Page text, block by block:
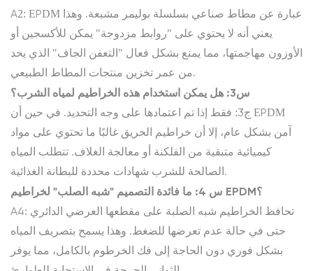
A2: EPDM عبارة عن مطاط صناعي بسلسلة بوليمر مشبعة. وهذا
يعني أنه لا يحتوي على "روابط مزدوجة" يمكن للأكسجين أو
الأوزون مهاجمتها، مما يمنع بشكل فعال "التعفن الجاف" الذي يحد
من عمر تخزين منتجات المطاط الطبيعي.
س3: هل يمكن استخدام هذه الخراطيم لمياه الشرب؟
ج3: فقط إذا تم اعتمادها على وجه التحديد. في حين أن EPDM
آمن بشكل عام، إلا أن خراطيم الحريق غالبًا ما تحتوي على مواد
كيميائية متبقية من الفلكنة أو معالجة الغلاف. تتطلب المياه
الصالحة للشرب شهادات محددة للبطانة الغذائية.
س 4: ما فائدة التصميم "شبه الصلب" لخراطيم EPDM؟
A4: تحافظ الخراطيم شبه الصلبة على مقطعها العرضي الدائري
حتى في حالة عدم تعرضها للضغط. وهذا يسمح بتصريف المياه
بشكل فوري دون الحاجة إلى فك الخرطوم بالكامل، مما يوفر